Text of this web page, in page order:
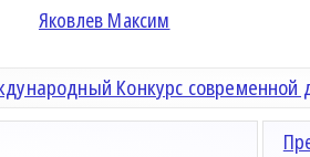
Яковлев Максим
Конкурс